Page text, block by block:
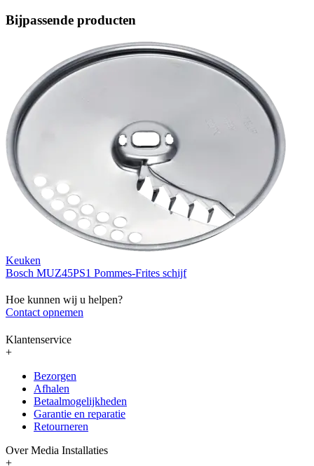
Bijpassende producten
Keuken
Bosch MUZ45PS1 Pommes-Frites schijf
Hoe kunnen wij u helpen?
Contact opnemen
Klantenservice
+
Bezorgen
Afhalen
Betaalmogelijkheden
Garantie en reparatie
Retourneren
Over Media Installaties
+